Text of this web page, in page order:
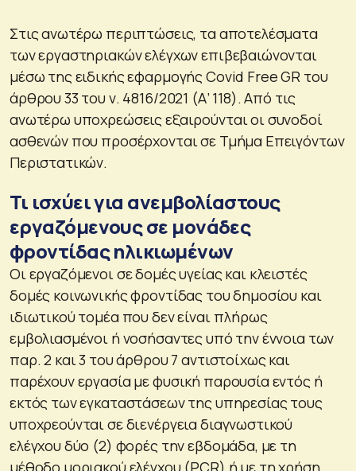
Στις ανωτέρω περιπτώσεις, τα αποτελέσματα
των εργαστηριακών ελέγχων επιβεβαιώνονται
μέσω της ειδικής εφαρμογής Covid Free GR του
άρθρου 33 του ν. 4816/2021 (Α’ 118). Από τις
ανωτέρω υποχρεώσεις εξαιρούνται οι συνοδοί
ασθενών που προσέρχονται σε Τμήμα Επειγόντων
Περιστατικών.
Τι ισχύει για ανεμβολίαστους
εργαζόμενους σε μονάδες
φροντίδας ηλικιωμένων
Οι εργαζόμενοι σε δομές υγείας και κλειστές
δομές κοινωνικής φροντίδας του δημοσίου και
ιδιωτικού τομέα που δεν είναι πλήρως
εμβολιασμένοι ή νοσήσαντες υπό την έννοια των
παρ. 2 και 3 του άρθρου 7 αντιστοίχως και
παρέχουν εργασία με φυσική παρουσία εντός ή
εκτός των εγκαταστάσεων της υπηρεσίας τους
υποχρεούνται σε διενέργεια διαγνωστικού
ελέγχου δύο (2) φορές την εβδομάδα, με τη
μέθοδο μοριακού ελέγχου (PCR) ή με τη χρήση